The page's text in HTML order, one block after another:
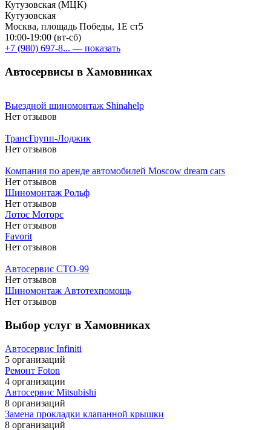
Кутузовская (МЦК)
Кутузовская
Москва, площадь Победы, 1Е ст5
10:00-19:00 (вт-сб)
+7 (980) 697-8... — показать
Автосервисы в Хамовниках
Выездной шиномонтаж Shinahelp
Нет отзывов
ТрансГрупп-Лоджик
Нет отзывов
Компания по аренде автомобилей Moscow dream cars
Нет отзывов
Шиномонтаж Рольф
Нет отзывов
Лотос Моторс
Нет отзывов
Favorit
Нет отзывов
Автосервис СТО-99
Нет отзывов
Шиномонтаж Автотехпомощь
Нет отзывов
Выбор услуг в Хамовниках
Автосервис Infiniti
5 организаций
Ремонт Foton
4 организации
Автосервис Mitsubishi
8 организаций
Замена прокладки клапанной крышки
8 организаций